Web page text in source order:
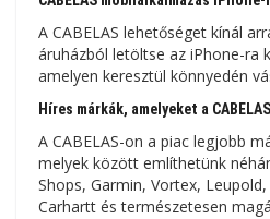
A CABELAS lehetőséget kínál
áruházból letöltse az iPhone-ra
amelyen keresztül könnyedén
Híres márkák, amelyeket a
A CABELAS-on a piac legjobb
melyek között említhetünk
Shops, Garmin, Vortex,
Carhartt és természetesen